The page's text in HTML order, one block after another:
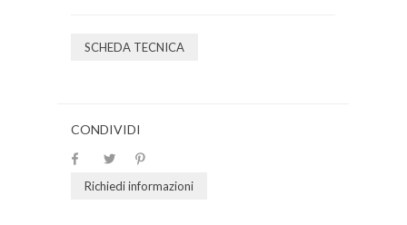
SCHEDA TECNICA
CONDIVIDI
Richiedi informazioni